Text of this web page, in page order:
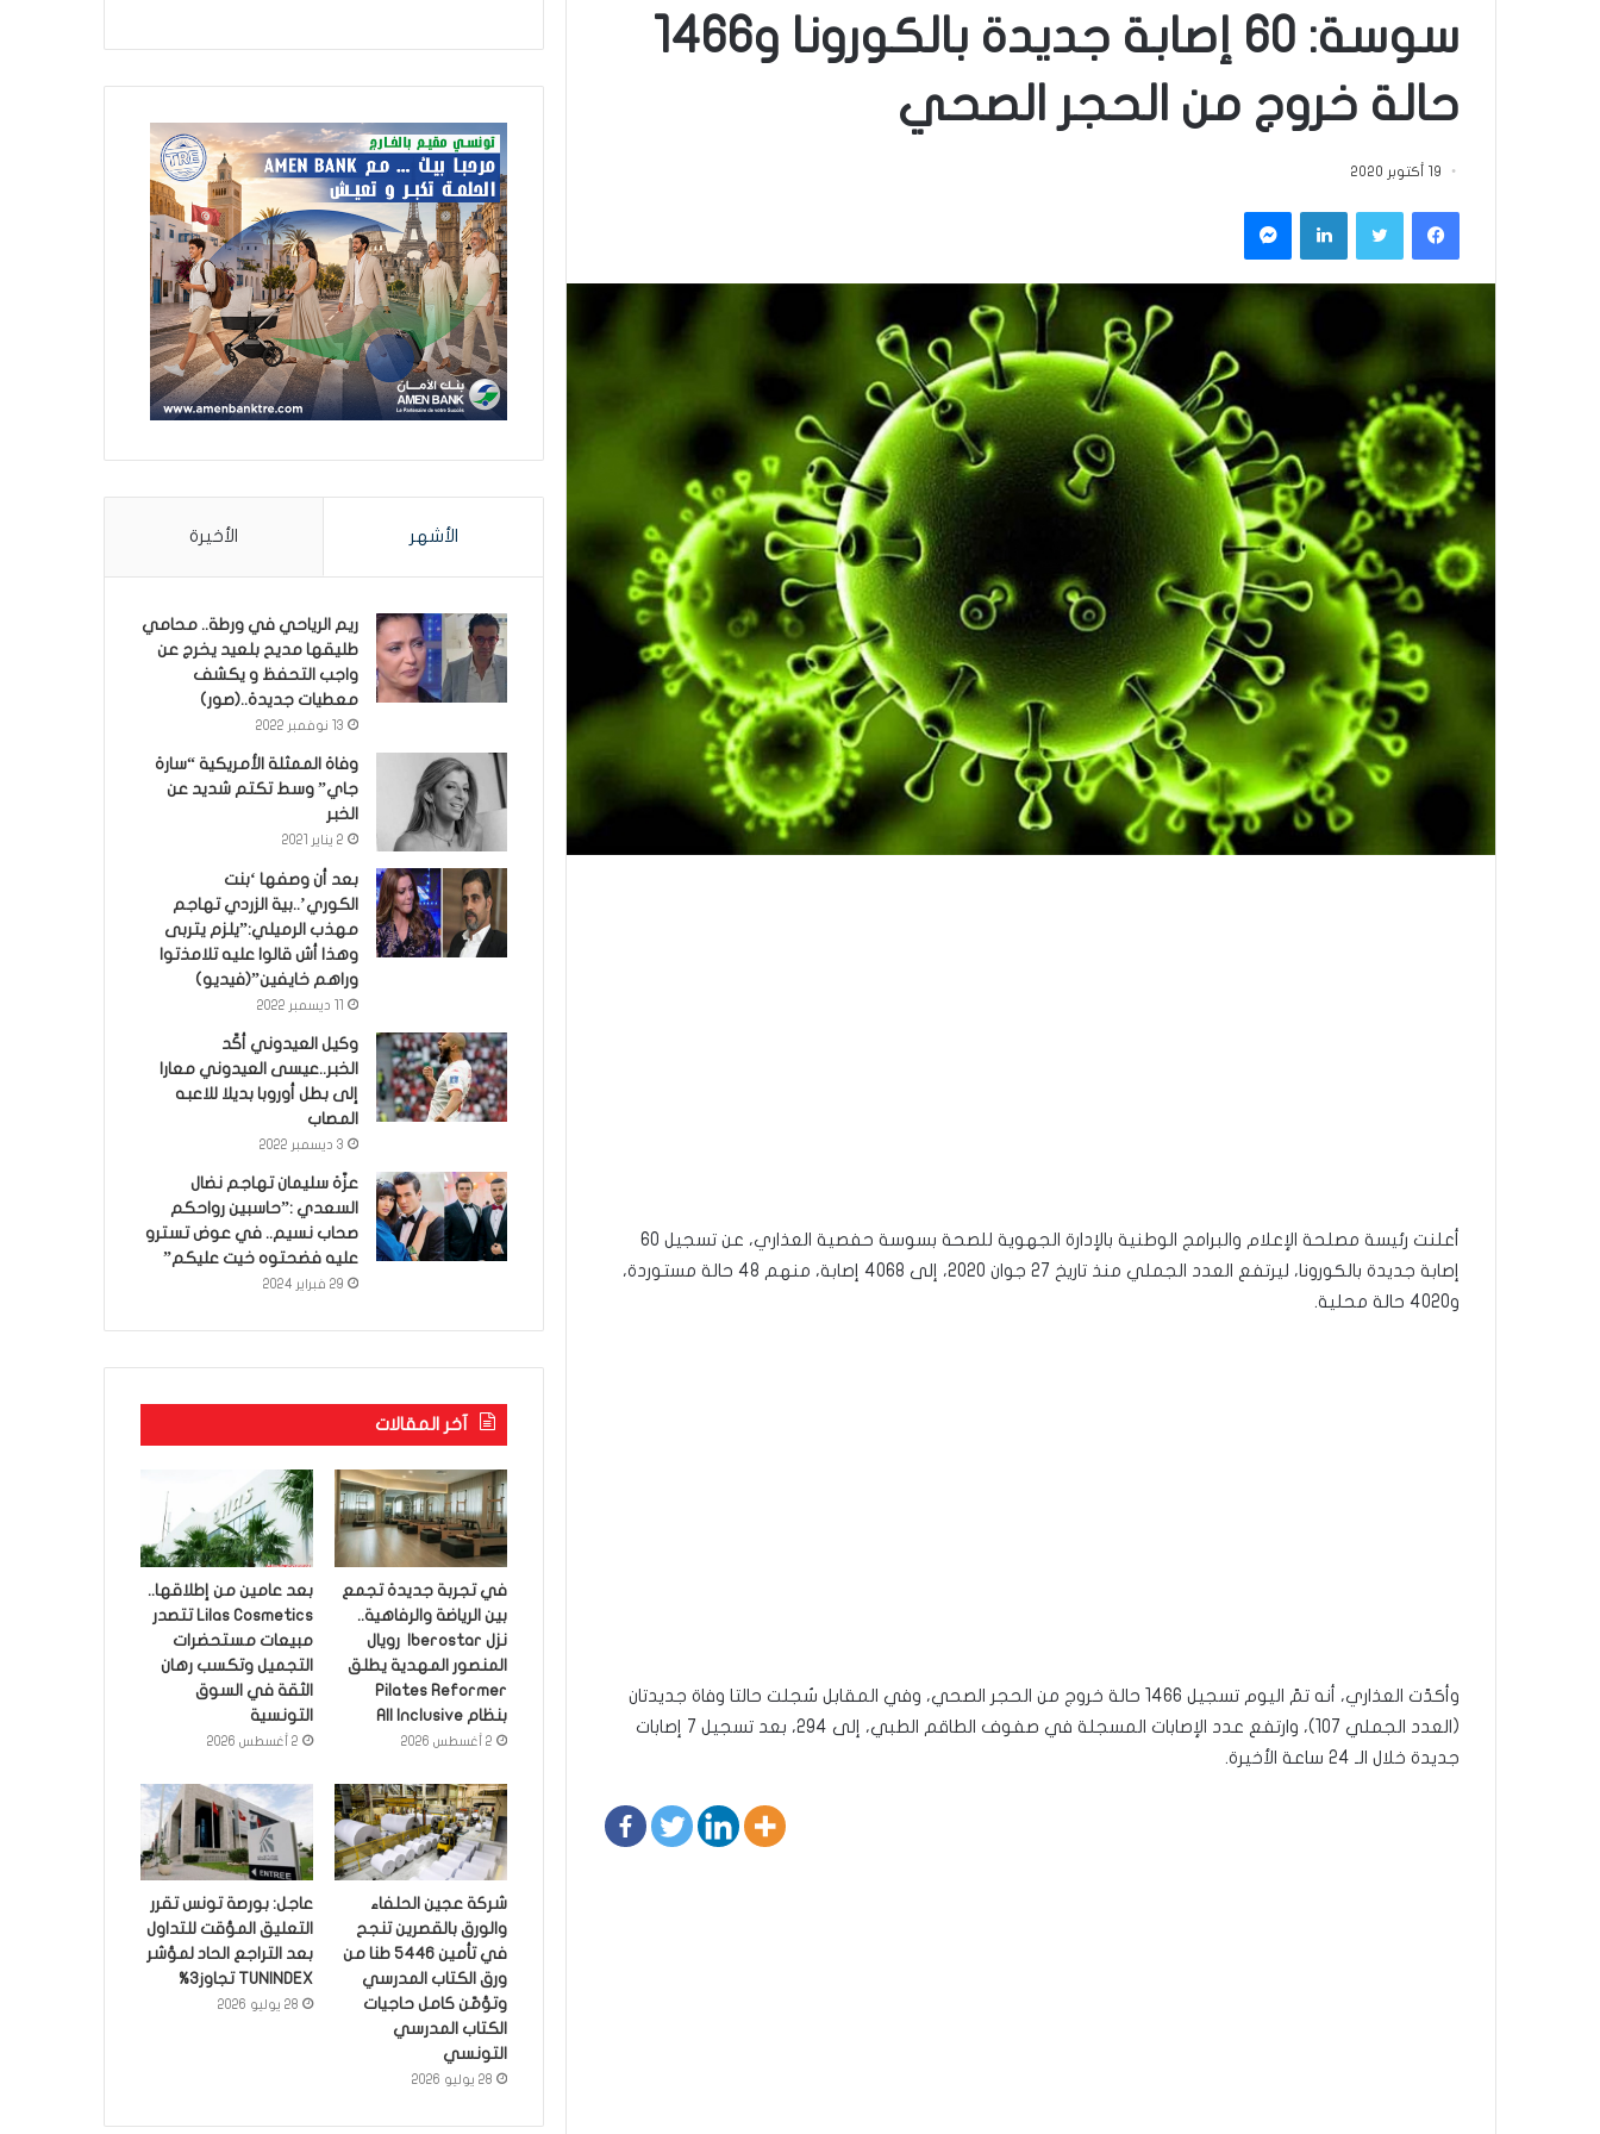
سوسة: 60 إصابة جديدة بالكورونا و1466
حالة خروج من الحجر الصحي
19 أكتوبر 2020
فيسبوكتويتر لينكدإن ماسنجر
أعلنت رئيسة مصلحة الإعلام والبرامج الوطنية بالإدارة الجهوية للصحة بسوسة حفصية العذاري، عن تسجيل 60
إصابة جديدة بالكورونا، ليرتفع العدد الجملي منذ تاريخ 27 جوان 2020، إلى 4068 إصابة، منهم 48 حالة مستوردة،
و4020 حالة محلية.
وأكدّت العذاري، أنه تمّ اليوم تسجيل 1466 حالة خروج من الحجر الصحي، وفي المقابل سُجلت حالتا وفاة جديدتان
(العدد الجملي 107)، وارتفع عدد الإصابات المسجلة في صفوف الطاقم الطبي، إلى 294، بعد تسجيل 7 إصابات
جديدة خلال الـ 24 ساعة الأخيرة.
الأشهر الأخيرة
ريم الرياحي في ورطة.. محامي
طليقها مديح بلعيد يخرج عن
واجب التحفظ و يكشف
معطيات جديدة..(صور)
13 نوفمبر 2022
وفاة الممثلة الأمريكية “سارة
جاي” وسط تكتم شديد عن
الخبر
2 يناير 2021
بعد أن وصفها ‘بنت
الكوري’..بية الزردي تهاجم
مهذب الرميلي:”يلزم يتربى
وهذا أش قالوا عليه تلامذتوا
وراهم خايفين”(فيديو)
وكيل العيدوني أكّد
الخبر..عيسى العيدوني معارا
إلى بطل أوروبا بديلا للاعبه
المصاب
3 ديسمبر 2022
عزّة سليمان تهاجم نضال
السعدي :”حاسبين رواحكم
صحاب نسيم.. في عوض تسترو
عليه فضحتوه خيت عليكم”
29 فبراير 2024
آخر المقالات
في تجربة جديدة تجمع
بين الرياضة والرفاهية..
نزل Iberostar رويال
المنصور المهدية يطلق
Pilates Reformer
بنظام All Inclusive
2 أغسطس 2026
بعد عامين من إطلاقها..
Lilas Cosmetics تتصدر
مبيعات مستحضرات
التجميل وتكسب رهان
الثقة في السوق
التونسية
2 أغسطس 2026
شركة عجين الحلفاء
والورق بالقصرين تنجح
في تأمين 5446 طنا من
ورق الكتاب المدرسي
وتؤمّن كامل حاجيات
الكتاب المدرسي
التونسي
28 يوليو 2026
عاجل: بورصة تونس تقرر
التعليق المؤقت للتداول
بعد التراجع الحاد لمؤشر
TUNINDEX تجاوز3%
28 يوليو 2026